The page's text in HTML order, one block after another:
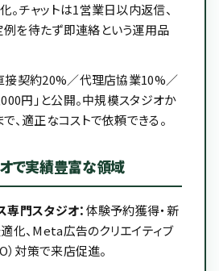
。チャットは1営業日以内返信、
を待たず即連絡という運用品
接契約20%／代理店協業10%／
円」と公開。中規模スタジオか
、適正なコストで依頼できる。
で実績豊富な領域
専門スタジオ：体験予約獲得・新
化、Meta広告のクリエイティブ
）対策で来店促進。